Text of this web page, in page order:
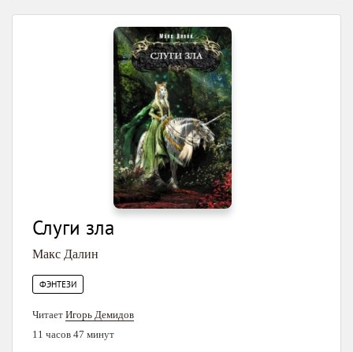
Слуги зла
Макс Далин
ФЭНТЕЗИ
Читает Игорь Демидов
11 часов 47 минут